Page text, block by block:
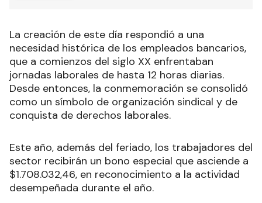
La creación de este día respondió a una
necesidad histórica de los empleados bancarios,
que a comienzos del siglo XX enfrentaban
jornadas laborales de hasta 12 horas diarias.
Desde entonces, la conmemoración se consolidó
como un símbolo de organización sindical y de
conquista de derechos laborales.
Este año, además del feriado, los trabajadores del
sector recibirán un bono especial que asciende a
$1.708.032,46, en reconocimiento a la actividad
desempeñada durante el año.